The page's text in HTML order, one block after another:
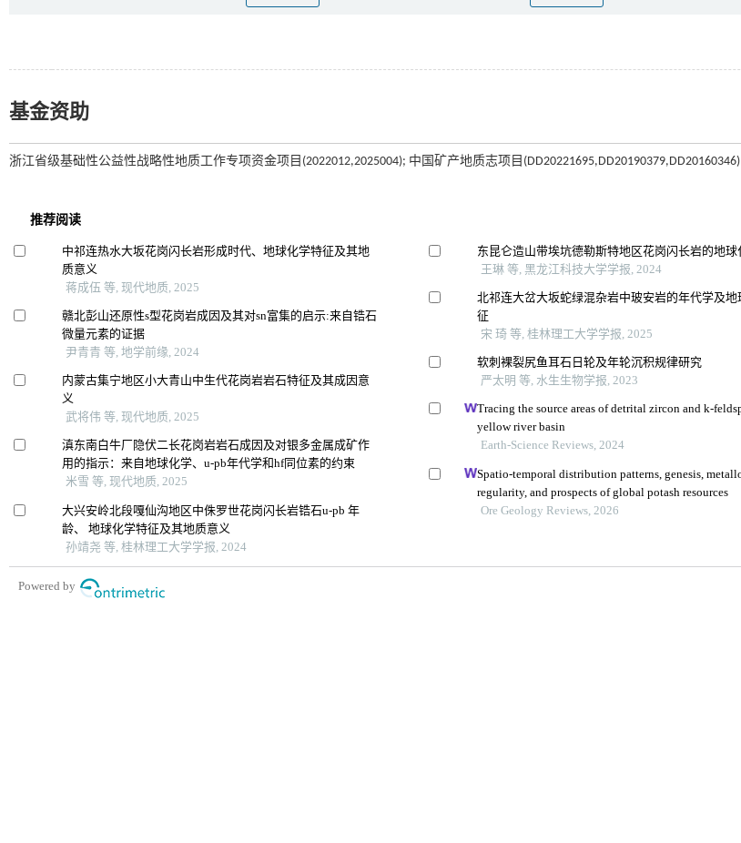
基金资助
浙江省级基础性公益性战略性地质工作专项资金项目(2022012,2025004); 中国矿产地质志项目(DD20221695,DD20190379,DD20160346)